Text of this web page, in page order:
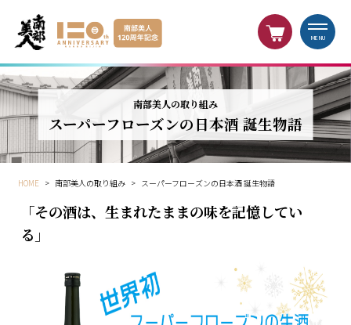
MENU
南部美人の取り組み
スーパーフローズンの日本酒 誕生物語
HOME > 南部美人の取り組み > スーパーフローズンの日本酒 誕生物語
「その酒は、生まれたままの味を記憶してい
る」